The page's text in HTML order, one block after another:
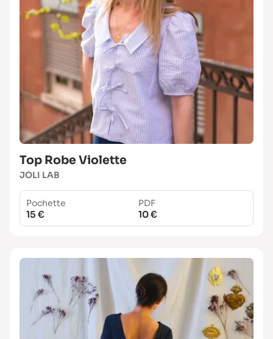
Top Robe Violette
JOLI LAB
Pochette
15 €
PDF
10 €